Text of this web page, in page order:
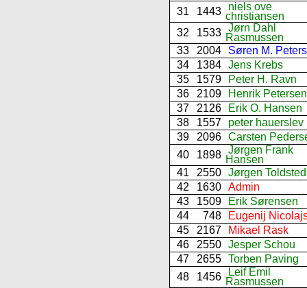
31
1443
niels ove
christiansen
32
1533 Jørn Dahl
Rasmussen
33
2004
Søren M.
34
1384 Jens Krebs
35
1579
Peter H. Ravn
36
2109
Henrik Petersen
37
2126
Erik O. Hansen
38
1557
peter hauerslev
39
2096 Carsten
40
1898 Jørgen Frank
Hansen
41
2550 Jørgen Toldsted
42
1630 Admin
43
1509
Erik Sørensen
44
748
Eugenij
45
2167
Mikael Rask
46
2550 Jesper Schou
47
2655 Torben Paving
48
1456
Leif Emil
Rasmussen